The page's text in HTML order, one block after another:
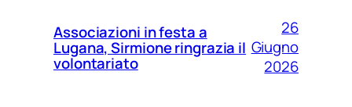
Associazioni in festa a
Lugana, Sirmione ringrazia il
volontariato
26
Giugno
2026